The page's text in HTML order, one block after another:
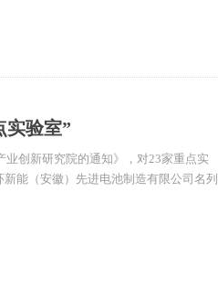
实验室”
创新研究院的通知》，对23家重点实
能（安徽）先进电池制造有限公司名列